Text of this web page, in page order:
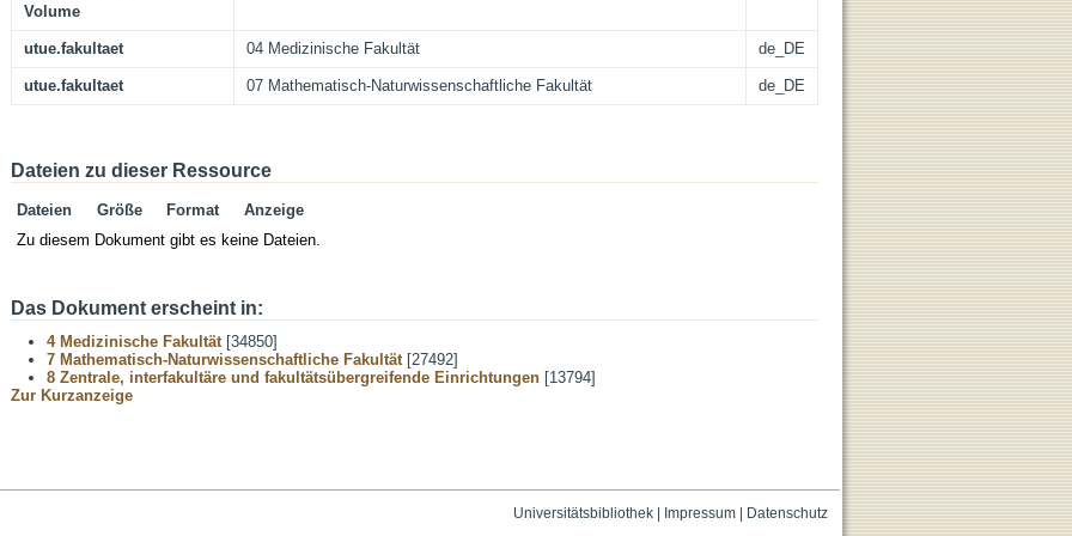
Volume
utue.fakultaet 04 Medizinische Fakultät de_DE
utue.fakultaet 07 Mathematisch-Naturwissenschaftliche Fakultät de_DE
Dateien zu dieser Ressource
Dateien Größe Format
Anzeige
Zu diesem Dokument gibt es keine Dateien.
Das Dokument erscheint in:
4 Medizinische Fakultät[34850]
7 Mathematisch-Naturwissenschaftliche Fakultät[27492]
8 Zentrale, interfakultäre und fakultätsübergreifende Einrichtungen [13794]
Zur Kurzanzeige
Universitätsbibliothek| Impressum| Datenschutz